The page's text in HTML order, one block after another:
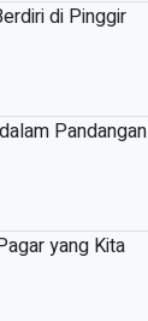
di Pinggir
Pandangan
yang Kita